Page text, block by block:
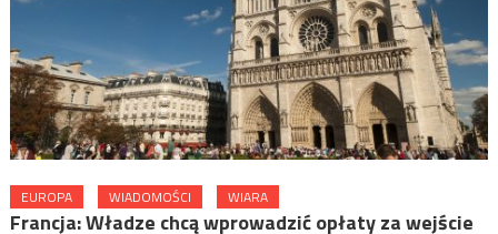
EUROPA WIADOMOŚCI WIARA
Francja: Władze chcą wprowadzić opłaty za wejście